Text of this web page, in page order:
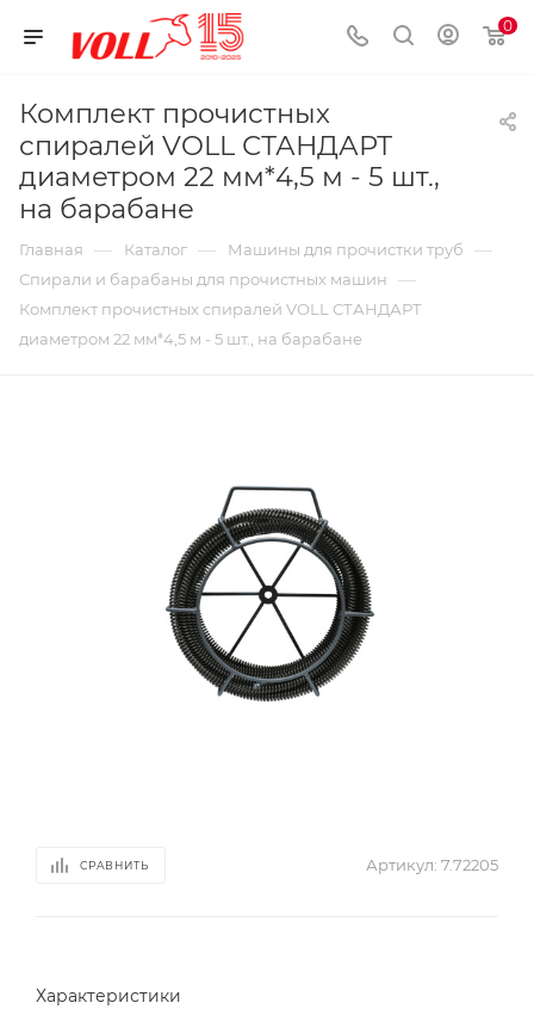
0
Комплект прочистных
спиралей VOLL СТАНДАРТ
диаметром 22 мм*4,5 м - 5 шт.,
на барабане
Главная — Каталог — Машины для прочистки труб —
Спирали и барабаны для прочистных машин —
Комплект прочистных спиралей VOLL СТАНДАРТ
диаметром 22 мм*4,5 м - 5 шт., на барабане
СРАВНИТЬ Артикул: 7.72205
Характеристики